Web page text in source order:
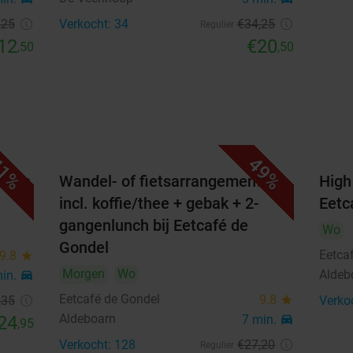
,50
Verkocht: 34 €34,25
€20,50
9.8 star
directions_car
,95
49%
Wandel- of fietsarrangement
incl. koffie/thee + gebak + 2-
gangenlunch bij Eetcafé de
Gondel
Morgen
Wo
Eetcafé de Gondel
9.8 star
Aldeboarn 7 min. directions_car
Verkocht: 128 €27,20
Wo